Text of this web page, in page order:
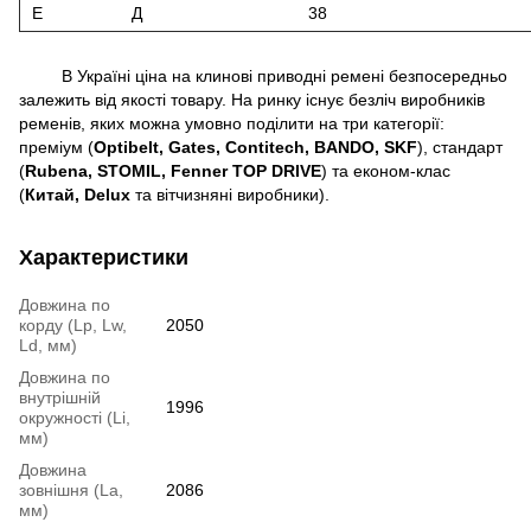
E
Д 38
В Україні ціна на клинові приводні ремені безпосередньо
залежить від якості товару. На ринку існує безліч виробників
ременів, яких можна умовно поділити на три категорії:
преміум (Optibelt, Gates, Contitech, BANDO, SKF), стандарт
(Rubena, STOMIL, Fenner TOP DRIVE) та економ-клас
(Китай, Delux та вітчизняні виробники).
Характеристики
Довжина по
корду (Lp, Lw,
Ld, мм)
2050
Довжина по
внутрішній
окружності (Li,
мм)
1996
Довжина
зовнішня (La,
мм)
2086